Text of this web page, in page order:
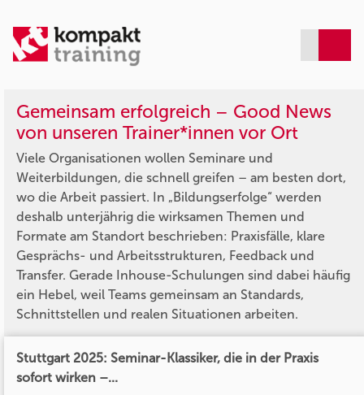
Gemeinsam erfolgreich – Good News
von unseren Trainer*innen vor Ort
Viele Organisationen wollen Seminare und
Weiterbildungen, die schnell greifen – am besten dort,
wo die Arbeit passiert. In „Bildungserfolge“ werden
deshalb unterjährig die wirksamen Themen und
Formate am Standort beschrieben: Praxisfälle, klare
Gesprächs- und Arbeitsstrukturen, Feedback und
Transfer. Gerade Inhouse-Schulungen sind dabei häufig
ein Hebel, weil Teams gemeinsam an Standards,
Schnittstellen und realen Situationen arbeiten.
Stuttgart 2025: Seminar-Klassiker, die in der Praxis
sofort wirken –...